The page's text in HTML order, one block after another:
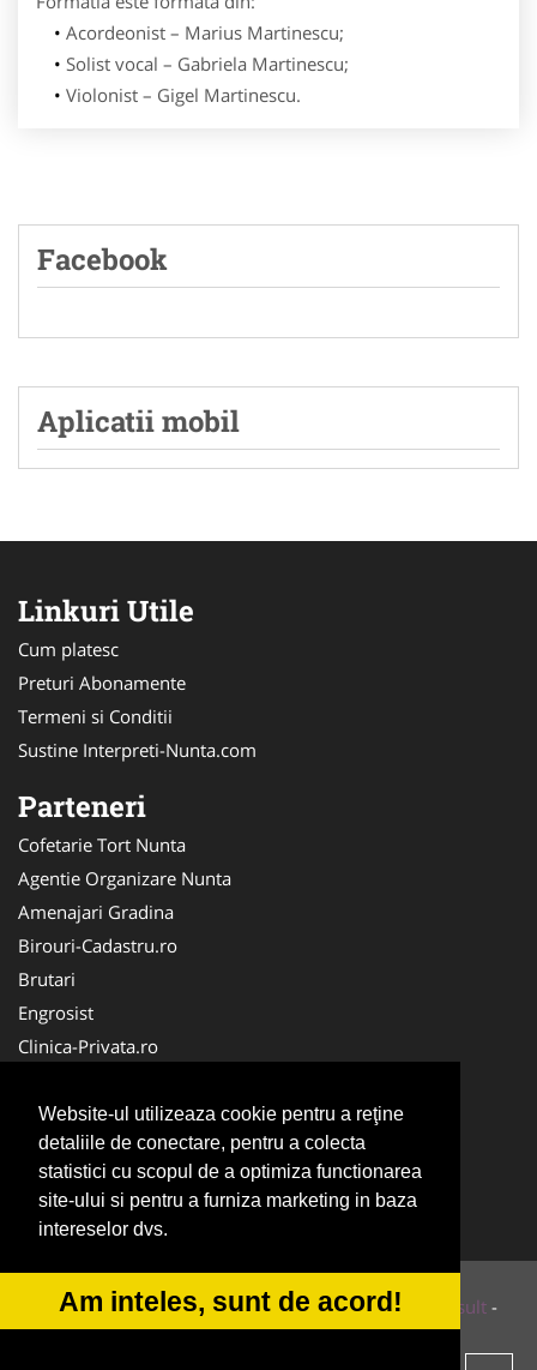
Website-ul utilizeaza cookie pentru a reţine
detaliile de conectare, pentru a colecta
statistici cu scopul de a optimiza functionarea
site-ului si pentru a furniza marketing in baza
intereselor dvs.
Am inteles, sunt de acord!
Acordeonist – Marius Martinescu;
Solist vocal – Gabriela Martinescu;
Violonist – Gigel Martinescu.
Facebook
Aplicatii mobil
Linkuri Utile
Cum platesc
Preturi Abonamente
Termeni si Conditii
Sustine Interpreti-Nunta.com
Parteneri
Cofetarie Tort Nunta
Agentie Organizare Nunta
Amenajari Gradina
Birouri-Cadastru.ro
Brutari
Engrosist
Clinica-Privata.ro
Nuntas
La-Cursuri
Medici Familie
Club Copii
© 2014-2026 Powered byVilonMedia&Tokaido Consult -
ANPC SOL